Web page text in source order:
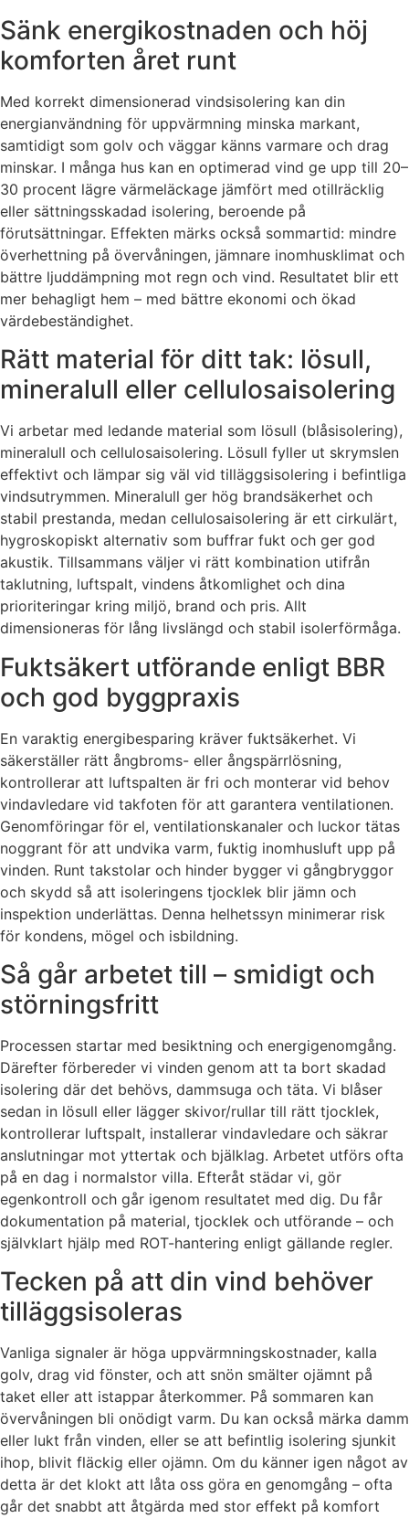
Sänk energikostnaden och höj
komforten året runt
Med korrekt dimensionerad vindsisolering kan din
energianvändning för uppvärmning minska markant,
samtidigt som golv och väggar känns varmare och drag
minskar. I många hus kan en optimerad vind ge upp till 20–
30 procent lägre värmeläckage jämfört med otillräcklig
eller sättningsskadad isolering, beroende på
förutsättningar. Effekten märks också sommartid: mindre
överhettning på övervåningen, jämnare inomhusklimat och
bättre ljuddämpning mot regn och vind. Resultatet blir ett
mer behagligt hem – med bättre ekonomi och ökad
värdebeständighet.
Rätt material för ditt tak: lösull,
mineralull eller cellulosaisolering
Vi arbetar med ledande material som lösull (blåsisolering),
mineralull och cellulosaisolering. Lösull fyller ut skrymslen
effektivt och lämpar sig väl vid tilläggsisolering i befintliga
vindsutrymmen. Mineralull ger hög brandsäkerhet och
stabil prestanda, medan cellulosaisolering är ett cirkulärt,
hygroskopiskt alternativ som buffrar fukt och ger god
akustik. Tillsammans väljer vi rätt kombination utifrån
taklutning, luftspalt, vindens åtkomlighet och dina
prioriteringar kring miljö, brand och pris. Allt
dimensioneras för lång livslängd och stabil isolerförmåga.
Fuktsäkert utförande enligt BBR
och god byggpraxis
En varaktig energibesparing kräver fuktsäkerhet. Vi
säkerställer rätt ångbroms- eller ångspärrlösning,
kontrollerar att luftspalten är fri och monterar vid behov
vindavledare vid takfoten för att garantera ventilationen.
Genomföringar för el, ventilationskanaler och luckor tätas
noggrant för att undvika varm, fuktig inomhusluft upp på
vinden. Runt takstolar och hinder bygger vi gångbryggor
och skydd så att isoleringens tjocklek blir jämn och
inspektion underlättas. Denna helhetssyn minimerar risk
för kondens, mögel och isbildning.
Så går arbetet till – smidigt och
störningsfritt
Processen startar med besiktning och energigenomgång.
Därefter förbereder vi vinden genom att ta bort skadad
isolering där det behövs, dammsuga och täta. Vi blåser
sedan in lösull eller lägger skivor/rullar till rätt tjocklek,
kontrollerar luftspalt, installerar vindavledare och säkrar
anslutningar mot yttertak och bjälklag. Arbetet utförs ofta
på en dag i normalstor villa. Efteråt städar vi, gör
egenkontroll och går igenom resultatet med dig. Du får
dokumentation på material, tjocklek och utförande – och
självklart hjälp med ROT-hantering enligt gällande regler.
Tecken på att din vind behöver
tilläggsisoleras
Vanliga signaler är höga uppvärmningskostnader, kalla
golv, drag vid fönster, och att snön smälter ojämnt på
taket eller att istappar återkommer. På sommaren kan
övervåningen bli onödigt varm. Du kan också märka damm
eller lukt från vinden, eller se att befintlig isolering sjunkit
ihop, blivit fläckig eller ojämn. Om du känner igen något av
detta är det klokt att låta oss göra en genomgång – ofta
går det snabbt att åtgärda med stor effekt på komfort